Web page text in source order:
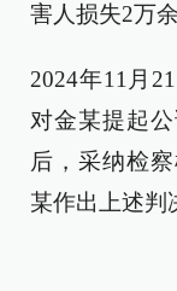
害人损失2万余
2024年11月
对金某提起
后，采纳检
某作出上述判